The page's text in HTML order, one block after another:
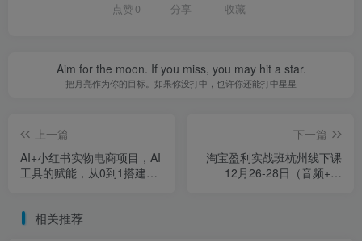
点赞 0 分享 收藏
Aim for the moon. If you miss, you may hit a star.
把月亮作为你的目标。如果你没打中，也许你还能打中星星
上一篇
AI+小红书实物电商项目，AI
工具的赋能，从0到1搭建一
下一篇
淘宝盈利实战班杭州线下课
12月26-28日（音频+字
相关推荐